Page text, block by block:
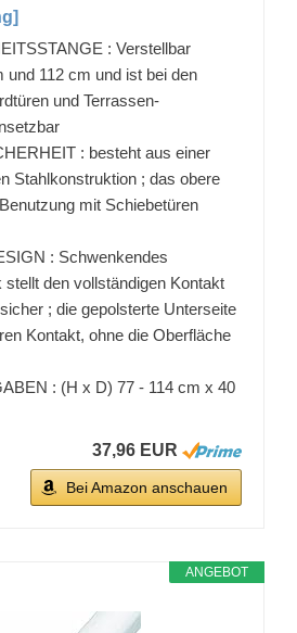
: Verstellbar
und 112 cm und ist bei den
und Terrassen-
: besteht aus einer
Stahlkonstruktion ; das obere
mit Schiebetüren
: Schwenkendes
stellt den vollständigen Kontakt
; die gepolsterte Unterseite
Kontakt, ohne die Oberfläche
: (H x D) 77 - 114 cm x 40
37,96 EUR
Bei Amazon anschauen
ANGEBOT